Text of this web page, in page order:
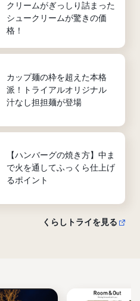
クリームがぎっしり詰まった
シュークリームが驚きの価
格！
カップ麺の枠を超えた本格
派！トライアルオリジナル
汁なし担担麺が登場
【ハンバーグの焼き方】中ま
で火を通してふっくら仕上げ
るポイント
くらしトライを見る